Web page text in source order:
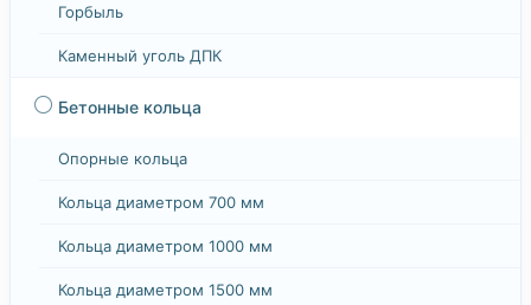
Горбыль
Каменный уголь ДПК
⚪ Бетонные кольца
Опорные кольца
Кольца диаметром 700 мм
Кольца диаметром 1000 мм
Кольца диаметром 1500 мм